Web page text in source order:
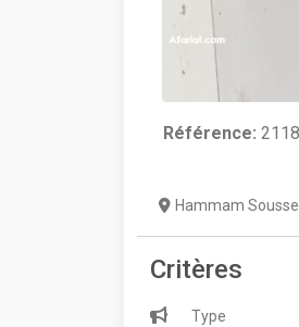
Référence:
Hammam Sousse
Critères
Type